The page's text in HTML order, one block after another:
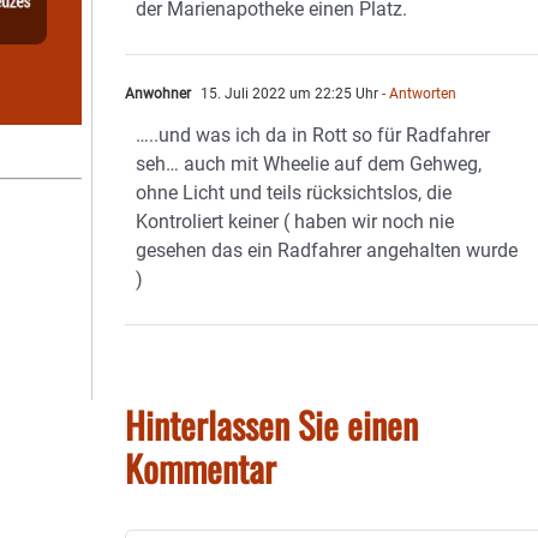
der Marienapotheke einen Platz.
Anwohner 15. Juli 2022 um 22:25 Uhr - Antworten
…..und was ich da in Rott so für Radfahrer
seh… auch mit Wheelie auf dem Gehweg,
ohne Licht und teils rücksichtslos, die
Kontroliert keiner ( haben wir noch nie
gesehen das ein Radfahrer angehalten wurde
)
Hinterlassen Sie einen
Kommentar